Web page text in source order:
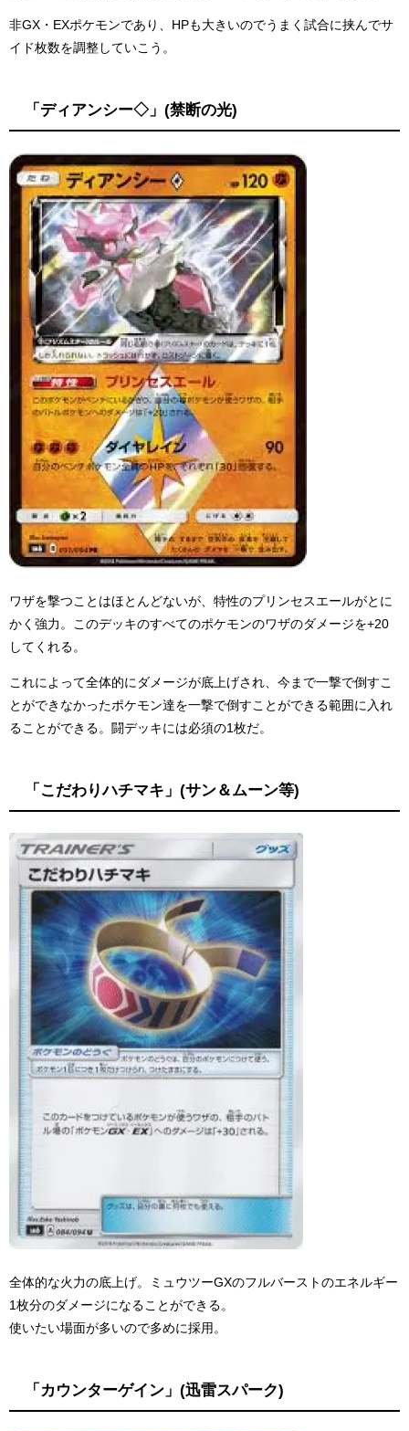
非GX・EXポケモンであり、HPも大きいのでうまく試合に挟んでサ
イド枚数を調整していこう。
「ディアンシー◇」(禁断の光)
ワザを撃つことはほとんどないが、特性のプリンセスエールがとに
かく強力。このデッキのすべてのポケモンのワザのダメージを+20
してくれる。
これによって全体的にダメージが底上げされ、今まで一撃で倒すこ
とができなかったポケモン達を一撃で倒すことができる範囲に入れ
ることができる。闘デッキには必須の1枚だ。
「こだわりハチマキ」(サン＆ムーン等)
全体的な火力の底上げ。ミュウツーGXのフルバーストのエネルギー
1枚分のダメージになることができる。
使いたい場面が多いので多めに採用。
「カウンターゲイン」(迅雷スパーク)